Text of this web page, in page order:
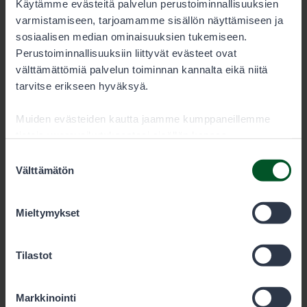
Käytämme evästeitä palvelun perustoiminnallisuuksien
varmistamiseen, tarjoamamme sisällön näyttämiseen ja
sosiaalisen median ominaisuuksien tukemiseen.
Perustoiminnallisuuksiin liittyvät evästeet ovat
välttämättömiä palvelun toiminnan kannalta eikä niitä
tarvitse erikseen hyväksyä.
Muiden evästeiden kautta jaamme kumppaneillemme
tietoihin, joita olet antanut heille tai joita on kerätty, kun
olet käyttänyt heidän palvelujaan. Voit sallia haluamasi
valinta
Välttämätön
Mieltymykset
Tilastot
Markkinointi
Luvan käyttäjä 55,00 €
Lupaehdot
Varaa lupa
Erillishaku: pienpetokausilupa
Lupia myydään ajalle
Kausi